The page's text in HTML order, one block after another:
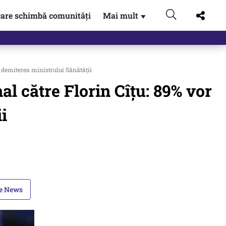
schimbă comunități Mai mult ▼
demiterea ministrului Sănătății
către Florin Cîțu: 89% vor
News